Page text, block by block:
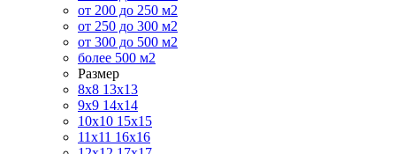
от 200 до 250 м2
от 250 до 300 м2
от 300 до 500 м2
более 500 м2
Размер
8х8 13х13
9х9 14х14
10х10 15х15
11x11 16х16